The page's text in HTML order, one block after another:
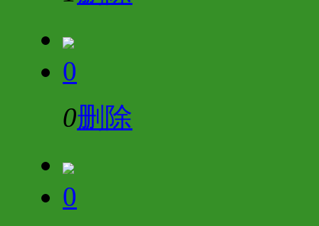
0
0删除
0